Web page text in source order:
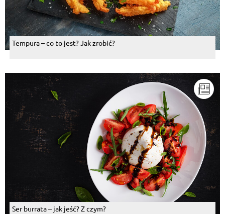
Tempura – co to jest? Jak zrobić?
Ser burrata – jak jeść? Z czym?